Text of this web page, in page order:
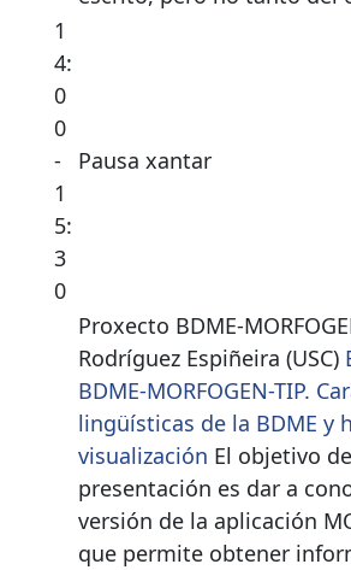
1
4:
0
0
-
1
5:
3
0
Pausa xantar
Proxecto BDME-
Rodríguez Espiñeira (USC)
BDME-MORFOGEN-TIP.
lingüísticas de la BDME y
visualización El objetivo
presentación es dar a
versión de la aplicación
que permite obtener